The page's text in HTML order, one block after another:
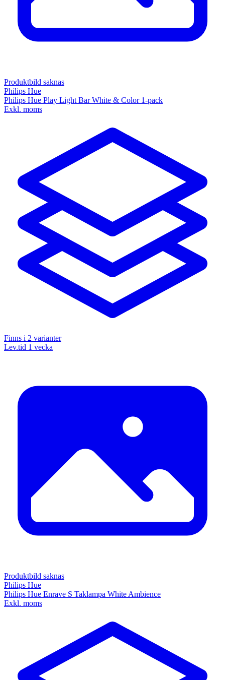
Produktbild saknas
Philips Hue
Philips Hue Play Light Bar White & Color 1-pack
Exkl. moms
Finns i 2 varianter
Lev.tid 1 vecka
Produktbild saknas
Philips Hue
Philips Hue Enrave S Taklampa White Ambience
Exkl. moms